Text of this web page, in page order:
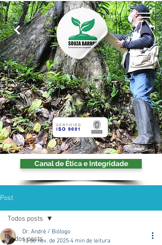
Canal de Ética e Integridade
Post
Todos posts
Todos posts
Dr. André / Biólogo
10 de nov. de 2025 4 min de leitura